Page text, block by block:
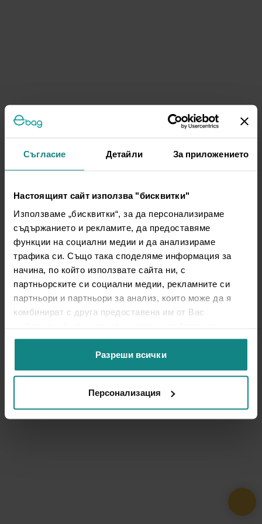
Съгласие Детайли За приложението
Настоящият сайт използва "бисквитки"
Използваме „бисквитки“, за да персонализираме
съдържанието и рекламите, да предоставяме
функции на социални медии и да анализираме
трафика си. Също така споделяме информация за
начина, по който използвате сайта ни, с
партньорските си социални медии, рекламните си
партньори и партньори за анализ, които може да я
комбинират с друга предоставена им от Вас
ползването от Ваша страна на услугите им.
Разреши всички
Персонализация